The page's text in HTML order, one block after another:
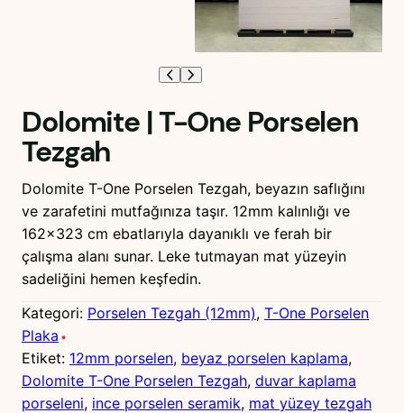
Dolomite | T-One Porselen
Tezgah
Dolomite T-One Porselen Tezgah, beyazın saflığını
ve zarafetini mutfağınıza taşır. 12mm kalınlığı ve
162×323 cm ebatlarıyla dayanıklı ve ferah bir
çalışma alanı sunar. Leke tutmayan mat yüzeyin
sadeliğini hemen keşfedin.
Kategori: Porselen Tezgah (12mm), T-One Porselen
Plaka
Etiket: 12mm porselen, beyaz porselen kaplama
Dolomite T-One Porselen Tezgah, duvar kaplama
porseleni, ince porselen seramik, mat yüzey tezgah